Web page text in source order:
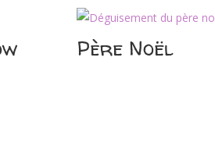
Père Noël